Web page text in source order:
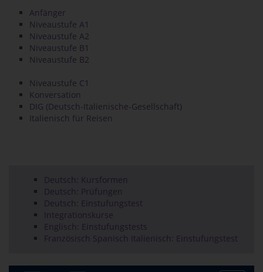
Anfänger
Niveaustufe A1
Niveaustufe A2
Niveaustufe B1
Niveaustufe B2
Niveaustufe C1
Konversation
DIG (Deutsch-Italienische-Gesellschaft)
Italienisch für Reisen
Deutsch: Kursformen
Deutsch: Prüfungen
Deutsch: Einstufungstest
Integrationskurse
Englisch: Einstufungstests
Französisch Spanisch Italienisch: Einstufungstest